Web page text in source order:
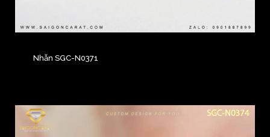
Nhẫn SGC-N0371